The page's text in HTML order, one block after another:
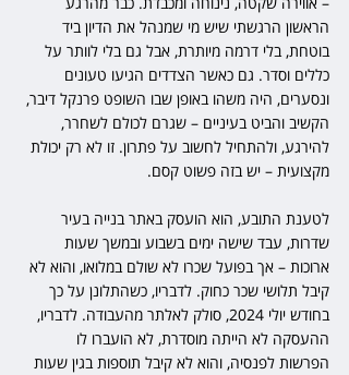
הראשון הרגשתי שיש מי שמנהל את הדיון ביד
בוטחת, בלי דרמה מיותרת, אבל גם בלי לוותר על
כללים וסדר. גם כאשר הצדדים הגיעו טעונים
ונסערים, היה משהו באופן שבו השופט פרנקל דיבר,
הקשיב והביט בעיניים – שגרם לכולם לשחרר,
להירגע, ולהתחיל לחשוב על פתרון. זו לא רק יכולת
מקצועית – יש בזה פשוט קסם.
לטענת התובע, הוא הועסק באתר בנייה בעיר
שדרות, עבד שישה ימים בשבוע ובמשך שעות
ארוכות – אך בפועל שכרו לא שולם במלואו, והוא לא
קיבל תלושי שכר כחוק. לדבריו, כשהתלונן על כך
בחודש יולי 2024, סולק לאלתר מהעבודה. לדבריו,
ההעסקה לא הייתה מוסדרת, לא הועברו לו
הפרשות לפנסיה, והוא לא קיבל תוספות בגין שעות